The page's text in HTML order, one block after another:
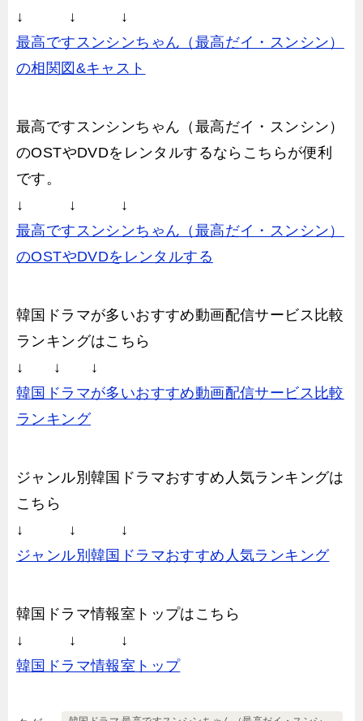
↓ ↓ ↓
最高ですスンシンちゃん（最高だイ・スンシン）
の相関図&キャスト
最高ですスンシンちゃん（最高だイ・スンシン）
のOSTやDVDをレンタルするならこちらが便利
です。
↓ ↓ ↓
最高ですスンシンちゃん（最高だイ・スンシン）
のOSTやDVDをレンタルする
韓国ドラマが多いおすすめ動画配信サービス比較
ランキングはこちら
↓ ↓ ↓
韓国ドラマが多いおすすめ動画配信サービス比較
ランキング
ジャンル別韓国ドラマおすすめ人気ランキングは
こちら
↓ ↓ ↓
ジャンル別韓国ドラマおすすめ人気ランキング
韓国ドラマ情報室トップはこちら
↓ ↓ ↓
韓国ドラマ情報室トップ